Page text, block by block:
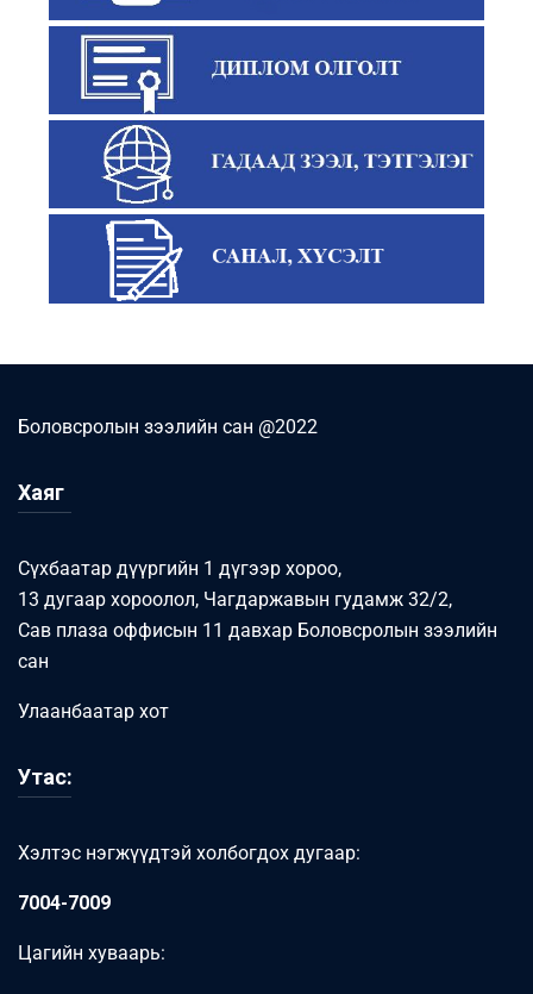
Боловсролын зээлийн сан @2022
Хаяг
Сүхбаатар дүүргийн 1 дүгээр хороо,
13 дугаар хороолол, Чагдаржавын гудамж 32/2,
Сав плаза оффисын 11 давхар Боловсролын зээлийн
сан
Улаанбаатар хот
Утас:
Хэлтэс нэгжүүдтэй холбогдох дугаар:
7004-7009
Цагийн хуваарь: